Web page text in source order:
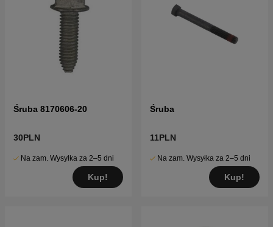
Śruba 8170606-20
30PLN
Na zam. Wysyłka za 2–5 dni
Kup!
Śruba
11PLN
Na zam. Wysyłka za 2–5 dni
Kup!